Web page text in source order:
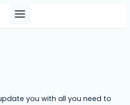
you with all you need to